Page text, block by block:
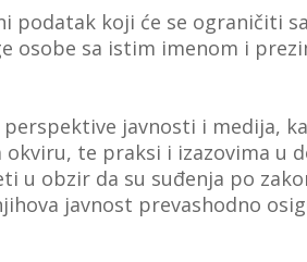
podatak koji će se ograničiti
sa istim imenom i
javnosti i medija,
te praksi i izazovima u
u obzir da su suđenja po
javnost prevashodno